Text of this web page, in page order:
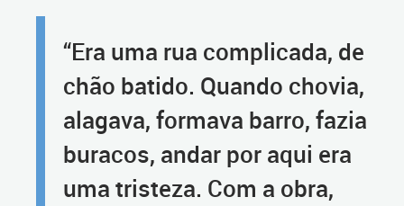
“Era uma rua complicada, de
chão batido. Quando chovia,
alagava, formava barro, fazia
buracos, andar por aqui era
uma tristeza. Com a obra,